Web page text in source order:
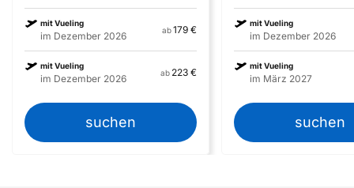
mit Vueling
im Dezember 2026
ab179 €
mit Vueling
im Dezember 2026
ab 223 €
suchen
mit Vueling
im Dezember 2026
mit Vueling
im März 2027
suchen